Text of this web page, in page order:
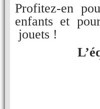
Profitez-en
enfants et
jouets !